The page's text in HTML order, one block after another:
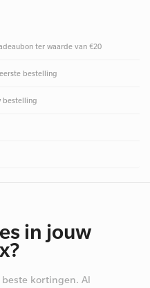
ter waarde van €20
bestelling
bestelling
in jouw
kortingen. Al